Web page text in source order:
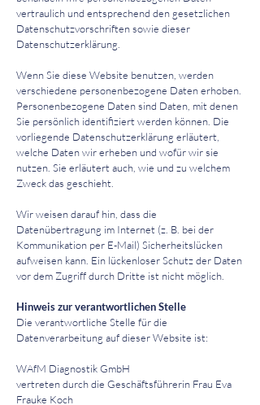
vertraulich und entsprechend den gesetzlichen
Datenschutzvorschriften sowie dieser
Datenschutzerklärung.
Wenn Sie diese Website benutzen, werden
verschiedene personenbezogene Daten erhoben.
Personenbezogene Daten sind Daten, mit denen
Sie persönlich identifiziert werden können. Die
vorliegende Datenschutzerklärung erläutert,
welche Daten wir erheben und wofür wir sie
nutzen. Sie erläutert auch, wie und zu welchem
Zweck das geschieht.
Wir weisen darauf hin, dass die
Datenübertragung im Internet (z. B. bei der
Kommunikation per E-Mail) Sicherheitslücken
aufweisen kann. Ein lückenloser Schutz der Daten
vor dem Zugriff durch Dritte ist nicht möglich.
Hinweis zur verantwortlichen Stelle
Die verantwortliche Stelle für die
Datenverarbeitung auf dieser Website ist:
WAfM Diagnostik GmbH
vertreten durch die Geschäftsführerin Frau Eva
Frauke Koch